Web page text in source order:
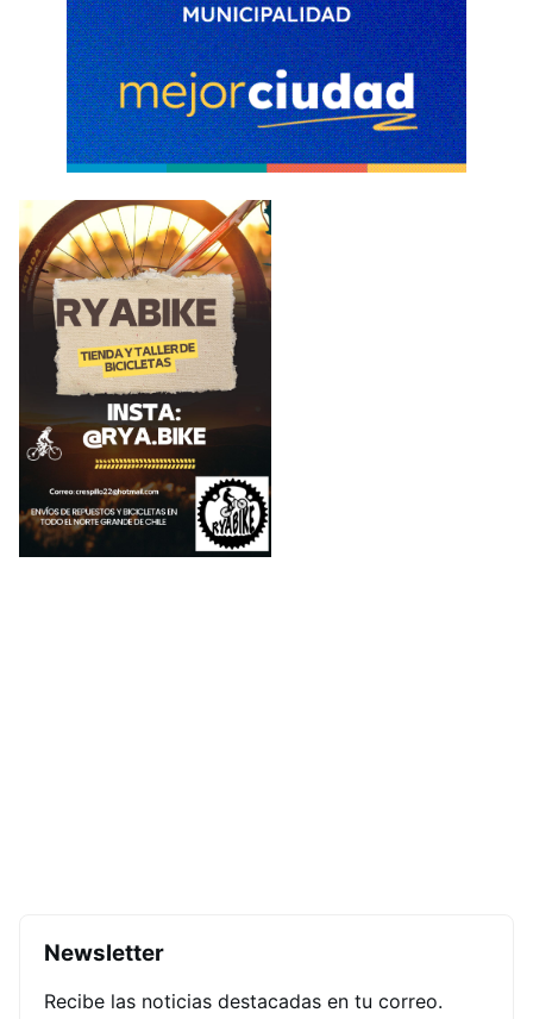
Newsletter
Recibe las noticias destacadas en tu correo.